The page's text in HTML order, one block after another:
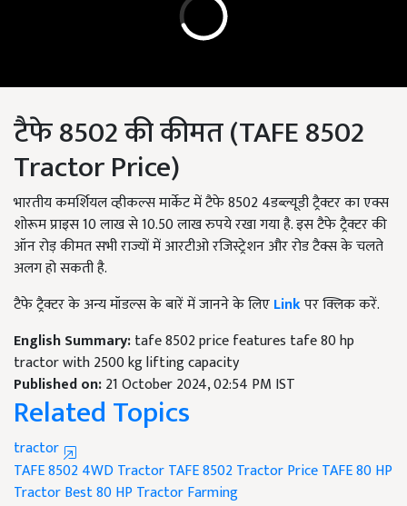
टैफे 8502 की कीमत (TAFE 8502
Tractor Price)
भारतीय कमर्शियल व्हीकल्स मार्केट में टैफे 8502 4डब्ल्यूडी ट्रैक्टर का एक्स
शोरूम प्राइस 10 लाख से 10.50 लाख रुपये रखा गया है. इस टैफे ट्रैक्टर की
ऑन रोड़ कीमत सभी राज्यों में आरटीओ रजिस्ट्रेशन और रोड टैक्स के चलते
अलग हो सकती है.
टैफे ट्रैक्टर के अन्य मॉडल्स के बारें में जानने के लिएLinkपर क्लिक करें.
English Summary:tafe 8502 price features tafe 80 hp
tractor with 2500 kg lifting capacity
Published on:21 October 2024, 02:54 PM IST
Related Topics
tractor
TAFE 8502 4WD TractorTAFE 8502 Tractor PriceTAFE 80 HP
TractorBest 80 HP TractorFarming